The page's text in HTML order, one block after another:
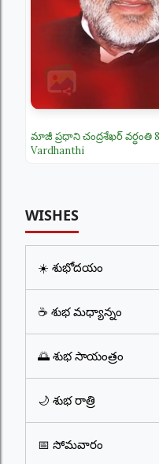
మాజీ ప్రధాని చంద్రశేఖర్ వర్ధంతి
Vardhanthi
WISHES
☀️ శుభోదయం
☕ శుభ మధ్యాన్నం
🌅 శుభ సాయంత్రం
🌙 శుభ రాత్రి
📅 సోమవారం